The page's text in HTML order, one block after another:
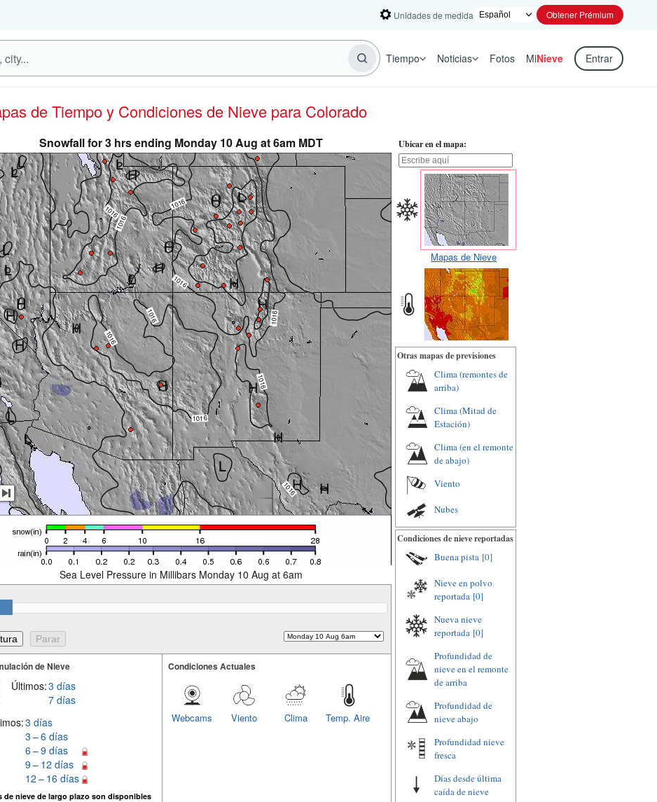
Unidades de medida Obtener Prémium
Tiempo Noticias Fotos MiNieve Entrar
de Tiempo y Condiciones de Nieve para Colorado
Snowfall for 3 hrs ending Monday 10 Aug at 6am MDT
Sea Level Pressure in Millibars Monday 10 Aug at 6am
de Nieve
Últimos:3 días
7 días
3 días
3 – 6 días
6 – 9 días
9 – 12 días
12 – 16 días
de nieve de largo plazo son disponibles
Condiciones Actuales
Temp. Aire
Clima
Viento
Webcams
Ubicar en el mapa:
Mapas de Nieve
Otras mapas de previsiones
Clima (remontes de
arriba)
Clima (Mitad de
Estación)
Clima (en el remonte
de abajo)
Viento
Nubes
Condiciones de nieve reportadas
Buena pista [0]
Nieve en polvo
reportada [0]
Nueva nieve
reportada [0]
Profundidad de
nieve en el remonte
de arriba
Profundidad de
nieve abajo
Profundidad nieve
fresca
Días desde última
caída de nieve